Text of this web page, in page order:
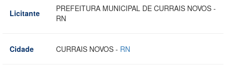
Licitante
PREFEITURA MUNICIPAL DE CURRAIS NOVOS -
RN
Cidade CURRAIS NOVOS - RN